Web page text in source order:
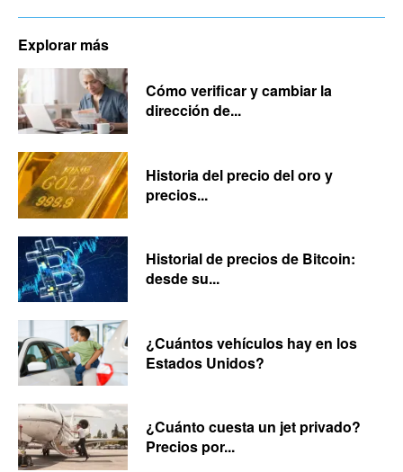
Explorar más
Cómo verificar y cambiar la
dirección de...
Historia del precio del oro y
precios...
Historial de precios de Bitcoin:
desde su...
¿Cuántos vehículos hay en los
Estados Unidos?
¿Cuánto cuesta un jet privado?
Precios por...